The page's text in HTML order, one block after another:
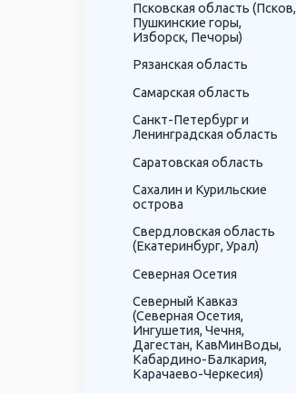
Псковская область (Псков,
Пушкинские горы,
Изборск, Печоры)
Рязанская область
Самарская область
Санкт-Петербург и
Ленинградская область
Саратовская область
Сахалин и Курильские
острова
Свердловская область
(Екатеринбург, Урал)
Северная Осетия
Северный Кавказ
(Северная Осетия,
Ингушетия, Чечня,
Дагестан, КавМинВоды,
Кабардино-Балкария,
Карачаево-Черкесия)